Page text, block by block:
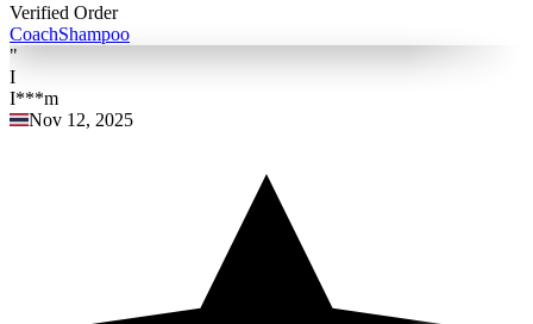
Verified Order
CoachShampoo
"
I
I***m
Nov 12, 2025